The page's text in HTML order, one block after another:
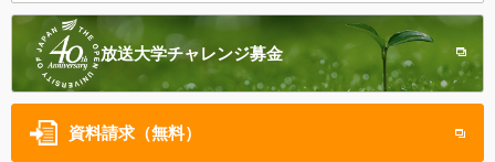
放送大学チャレンジ募金
資料請求（無料）